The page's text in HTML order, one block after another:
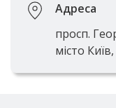
Адреса
просп.
місто